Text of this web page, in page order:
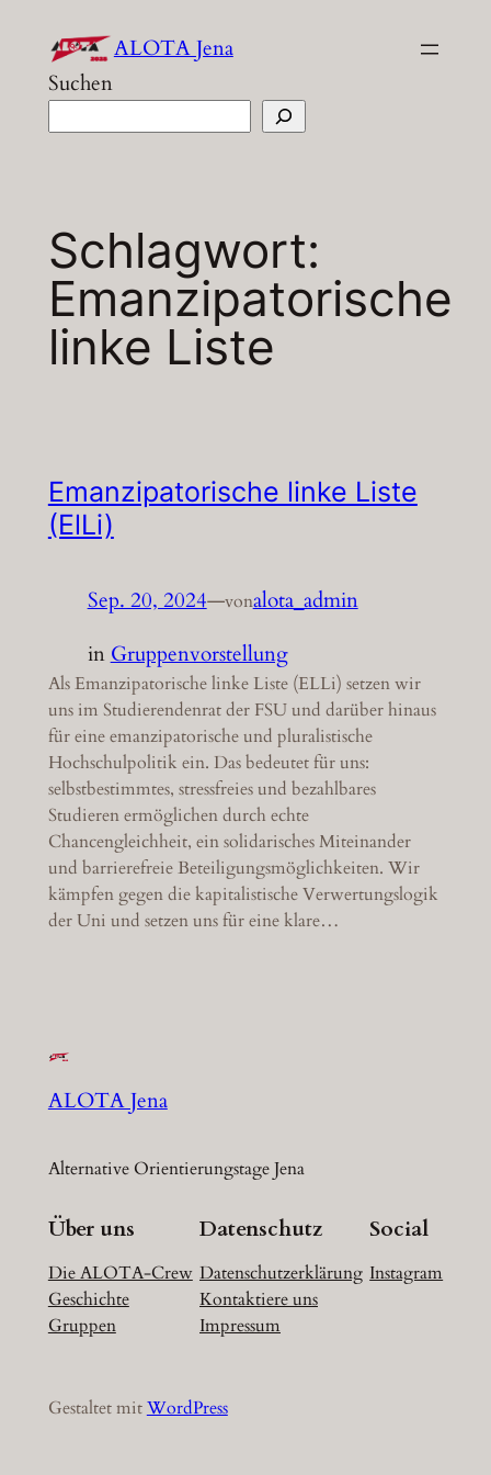
Inhalt
springen
ALOTA Jena
Suchen
Schlagwort:
Emanzipatorische
linke Liste
Emanzipatorische linke Liste
(ElLi)
Sep. 20, 2024—vonalota_admin
in Gruppenvorstellung
Als Emanzipatorische linke Liste (ELLi) setzen wir
uns im Studierendenrat der FSU und darüber hinaus
für eine emanzipatorische und pluralistische
Hochschulpolitik ein. Das bedeutet für uns:
selbstbestimmtes, stressfreies und bezahlbares
Studieren ermöglichen durch echte
Chancengleichheit, ein solidarisches Miteinander
und barrierefreie Beteiligungsmöglichkeiten. Wir
kämpfen gegen die kapitalistische Verwertungslogik
der Uni und setzen uns für eine klare…
ALOTA Jena
Alternative Orientierungstage Jena
Über uns
Die ALOTA-Crew
Geschichte
Gruppen
Datenschutz
Datenschutzerklärung
Kontaktiere uns
Impressum
Social
Instagram
Gestaltet mitWordPress